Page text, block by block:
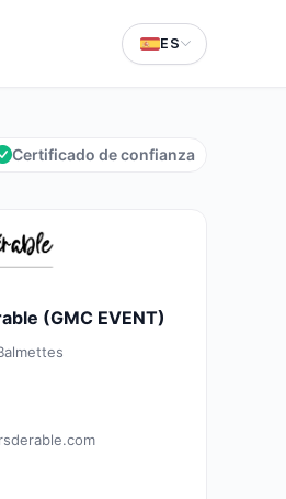
ES
Certificado de confianza
(GMC EVENT)